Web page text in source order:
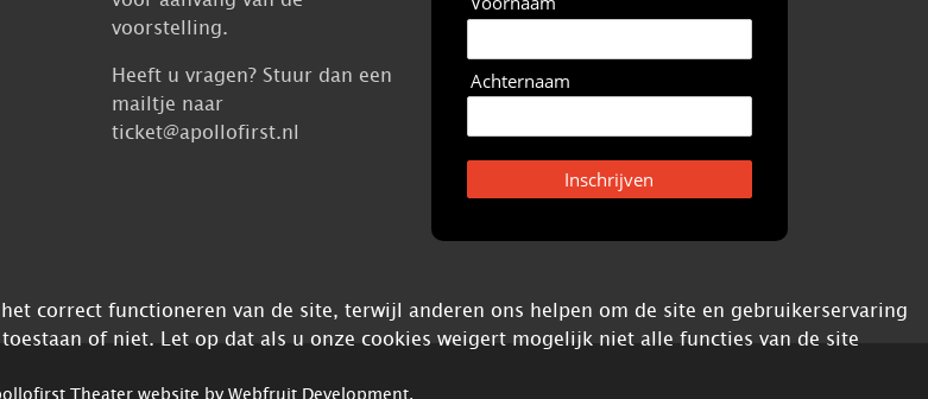
voorstelling.
Heeft u vragen? Stuur dan een
mailtje naar
ticket@apollofirst.nl
Achternaam
Inschrijven
Theater website by Webfruit Development.
correct functioneren van de site, terwijl anderen ons helpen om de site en gebruikerservaring
of niet. Let op dat als u onze cookies weigert mogelijk niet alle functies van de site